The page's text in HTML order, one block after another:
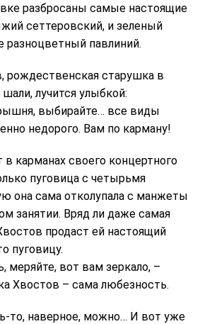
разбросаны самые настоящие
сеттеровский, и зеленый
разноцветный павлиний.
рождественская старушка в
лучится улыбкой:
выбирайте… все виды
недорого. Вам по карману!
карманах своего концертного
пуговица с четырьмя
она сама отколупала с манжеты
занятии. Вряд ли даже самая
продаст ей настоящий
пуговицу.
меряйте, вот вам зеркало, –
Хвостов – сама любезность.
то, наверное, можно… И вот уже